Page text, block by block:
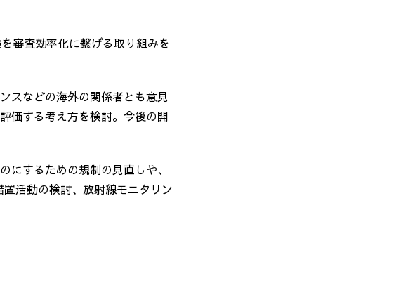
審査効率化に繋げる取り組みを
スなどの海外の関係者とも意見
価する考え方を検討。今後の開
にするための規制の見直しや、
活動の検討、放射線モニタリン